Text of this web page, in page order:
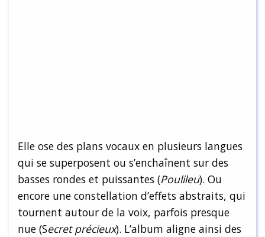
Elle ose des plans vocaux en plusieurs langues
qui se superposent ou s’enchaînent sur des
basses rondes et puissantes (Poulileu). Ou
encore une constellation d’effets abstraits, qui
tournent autour de la voix, parfois presque
nue (Secret précieux). L’album aligne ainsi des